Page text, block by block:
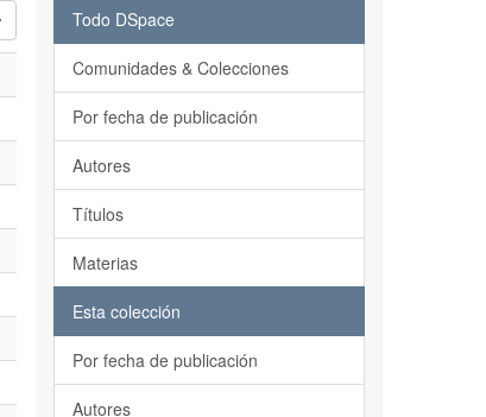
Todo DSpace
Comunidades & Colecciones
Por fecha de publicación
Autores
Títulos
Materias
Esta colección
Por fecha de publicación
Autores